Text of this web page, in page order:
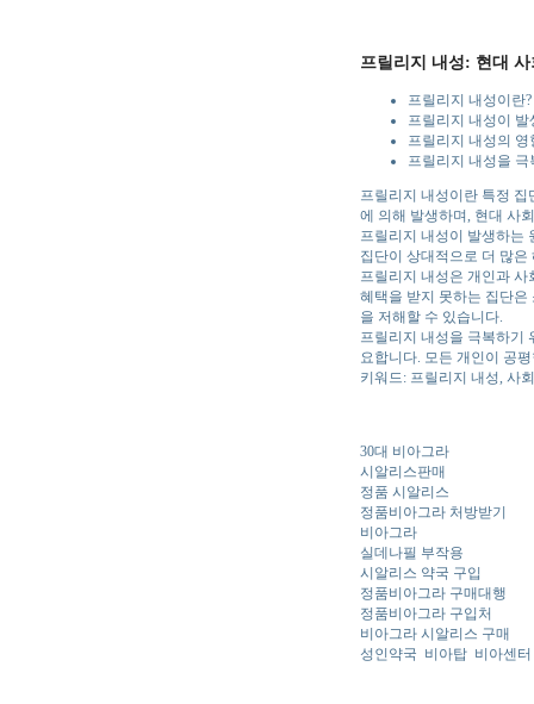
프릴리지 내성: 현대
프릴리지 내성이란?
프릴리지 내성이 발
프릴리지 내성의 영
프릴리지 내성을
프릴리지 내성이란 특정
에 의해 발생하며, 현대 사
프릴리지 내성이 발생하는
집단이 상대적으로 더 많
프릴리지 내성은 개인과
혜택을 받지 못하는 집단
을 저해할 수 있습니다.
프릴리지 내성을 극복하기
요합니다. 모든 개인이 공
키워드: 프릴리지 내성, 사
30대 비아그라
시알리스판매
정품 시알리스
정품비아그라 처방받기
비아그라
실데나필 부작용
시알리스 약국 구입
정품비아그라 구매대행
정품비아그라 구입처
비아그라 시알리스 구매
성인약국 비아탑 비아센터